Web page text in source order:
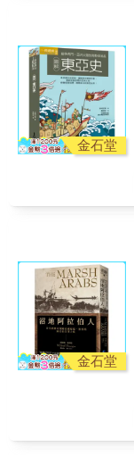
金石堂
金石堂